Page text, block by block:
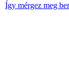
Így mérgez meg